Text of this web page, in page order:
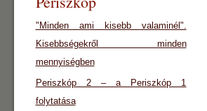
"Minden ami kisebb valaminél".
Kisebbségekről minden
mennyiségben
Periszkóp 2 – a Periszkóp 1
folytatása